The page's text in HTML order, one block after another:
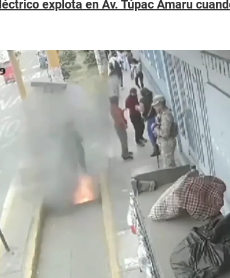
explota en Av. Túpac Amaru